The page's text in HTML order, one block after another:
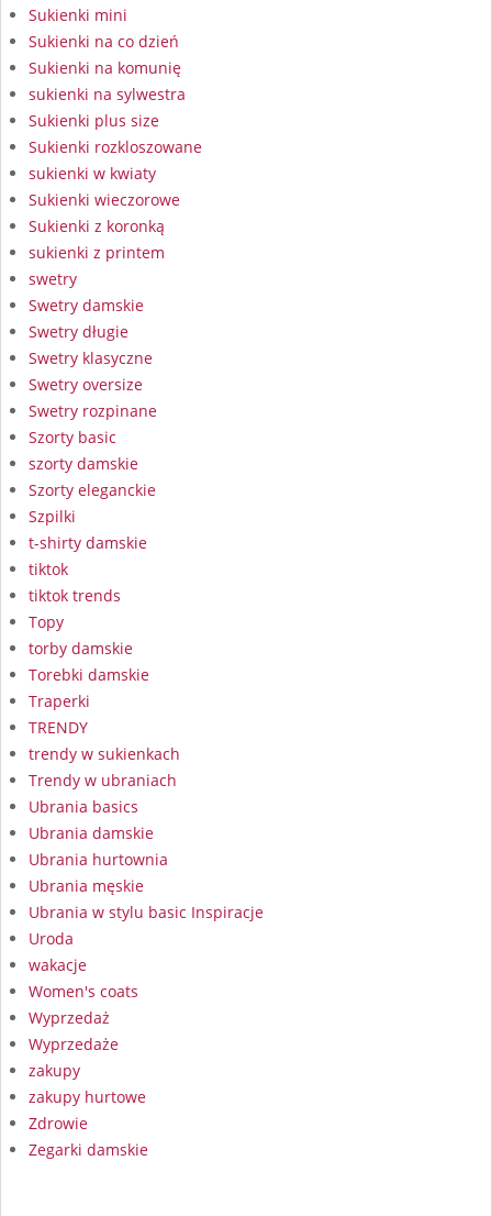
Sukienki mini
Sukienki na co dzień
Sukienki na komunię
sukienki na sylwestra
Sukienki plus size
Sukienki rozkloszowane
sukienki w kwiaty
Sukienki wieczorowe
Sukienki z koronką
sukienki z printem
swetry
Swetry damskie
Swetry długie
Swetry klasyczne
Swetry oversize
Swetry rozpinane
Szorty basic
szorty damskie
Szorty eleganckie
Szpilki
t-shirty damskie
tiktok
tiktok trends
Topy
torby damskie
Torebki damskie
Traperki
TRENDY
trendy w sukienkach
Trendy w ubraniach
Ubrania basics
Ubrania damskie
Ubrania hurtownia
Ubrania męskie
Ubrania w stylu basic Inspiracje
Uroda
wakacje
Women's coats
Wyprzedaż
Wyprzedaże
zakupy
zakupy hurtowe
Zdrowie
Zegarki damskie